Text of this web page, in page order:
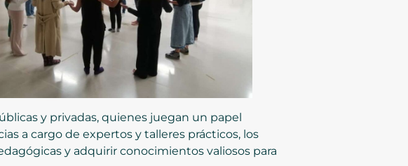
y privadas, quienes juegan un papel
a cargo de expertos y talleres prácticos, los
y adquirir conocimientos valiosos para